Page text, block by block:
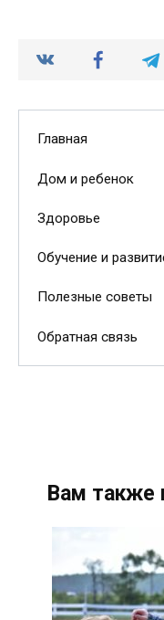
Главная
Дом и ребенок
Здоровье
Обучение и
Полезные советы
Обратная связь
Вам также